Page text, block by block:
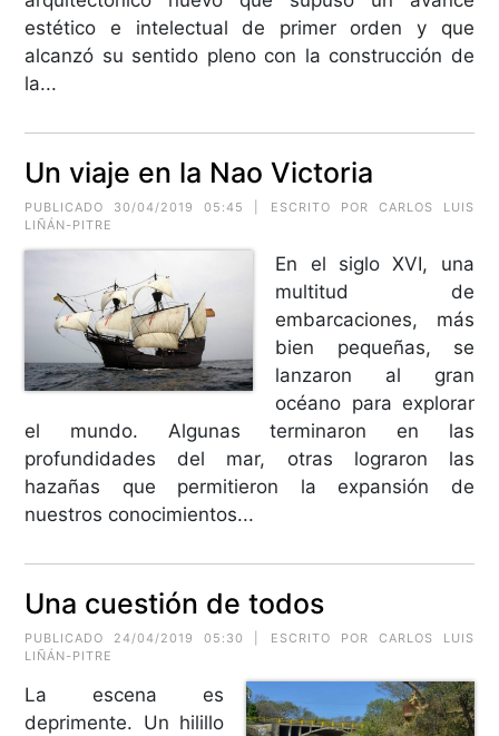
estético e intelectual de primer orden y que
alcanzó su sentido pleno con la construcción de
la...
Un viaje en la Nao Victoria
PUBLICADO 30/04/2019 05:45 | ESCRITO POR CARLOS LUIS
LIÑÁN-PITRE
En el siglo XVI, una
multitud de
embarcaciones, más
bien pequeñas, se
lanzaron al gran
océano para explorar
el mundo. Algunas terminaron en las
profundidades del mar, otras lograron las
hazañas que permitieron la expansión de
nuestros conocimientos...
Una cuestión de todos
PUBLICADO 24/04/2019 05:30 | ESCRITO POR CARLOS LUIS
LIÑÁN-PITRE
La escena es
deprimente. Un hilillo